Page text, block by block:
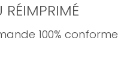
RÉIMPRIMÉ
100% conforme